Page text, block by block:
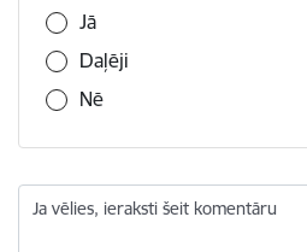
Jā
Daļēji
Nē
Ja vēlies, ieraksti šeit komentāru